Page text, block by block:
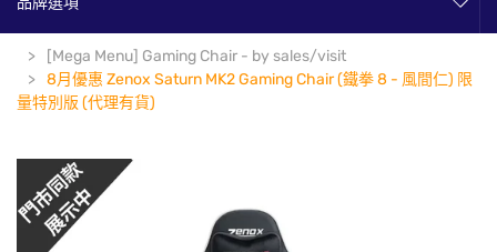
[Mega Menu] Gaming Chair - by sales/visit
8月優惠 Zenox Saturn MK2 Gaming Chair (鐵拳 8 - 風間仁) 限
量特別版 (代理有貨)